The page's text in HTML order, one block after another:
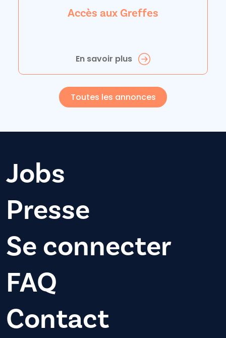
Accès aux Greffes
En savoir plus
Toutes les annonces
Jobs
Presse
Se connecter
FAQ
Contact